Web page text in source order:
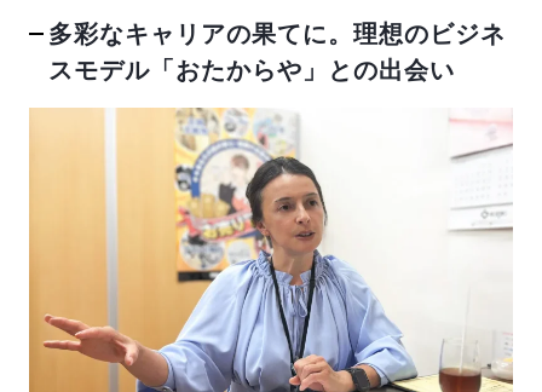
運営会社
多彩なキャリアの果てに。理想のビジネ
スモデル「おたからや」との出会い